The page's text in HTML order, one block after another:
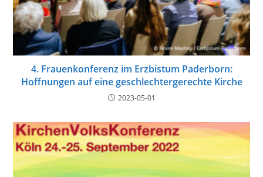
4. Frauenkonferenz im Erzbistum Paderborn:
Hoffnungen auf eine geschlechtergerechte Kirche
2023-05-01